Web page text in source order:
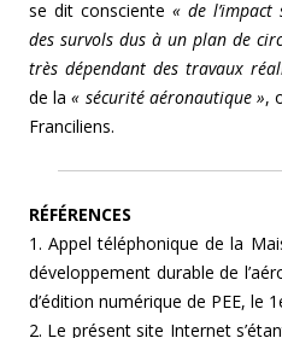
se dit consciente « de
des survols dus à un plan de
très dépendant des travaux
de la« sécurité aéronautique »,
Franciliens.
RÉFÉRENCES
1. Appel téléphonique de la
développement durable de
d’édition numérique de PEE, le
2. Le présent site Internet